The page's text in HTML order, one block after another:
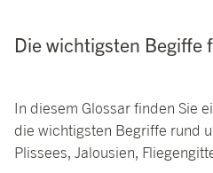
Die wichtigsten Begiffe
In diesem Glossar finden Sie
die wichtigsten Begriffe rund
Plissees, Jalousien,